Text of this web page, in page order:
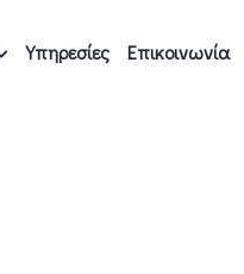
Υπηρεσίες Επικοινωνία